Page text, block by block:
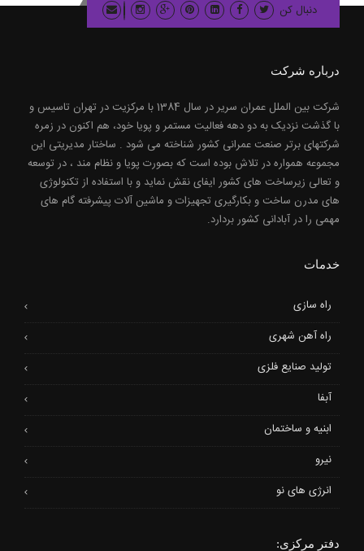
دنبال کن
درباره شرکت
شرکت بین الملل عمران سریر در سال 1384 با مرکزیت در تهران تاسیس و
با گذشت نزدیک به دو دهه فعالیت مستمر و پویا خود، هم اکنون در زمره
شرکتهای برتر صنعت عمرانی کشور شناخته می شود . ساختار مدیریتی این
مجموعه همواره در تلاش بوده است که بصورت پویا و نظام مند ، در توسعه
و تعالی زیرساخت های کشور ایفای نقش نماید و با استفاده از تکنولوژی
های مدرن ساخت و بکارگیری تجهیزات و ماشین آلات پیشرفته گام های
مهمی را در آبادانی کشور بردارد.
خدمات
راه سازی
راه آهن شهری
تولید صنایع فلزی
آبفا
ابنیه و ساختمان
نیرو
انرژی های نو
دفتر مرکزی: